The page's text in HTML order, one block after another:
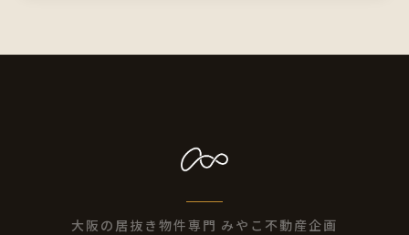
大阪の居抜き物件専門 みやこ不動産企画